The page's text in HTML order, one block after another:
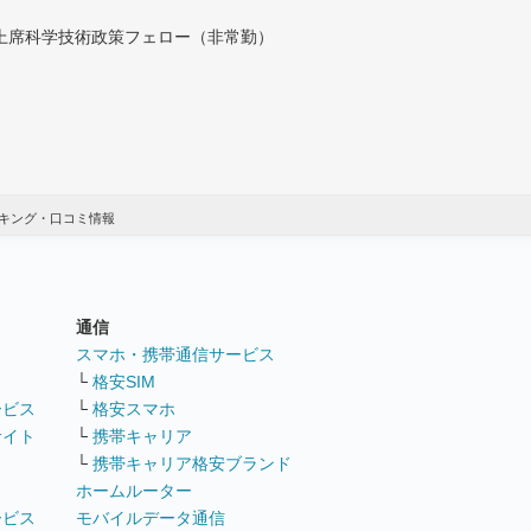
科学技術政策フェロー（非常勤）
ング・口コミ情報
ス
ト
ス
通信
スマホ・携帯通信サービス
└ 格安SIM
└ 格安スマホ
└ 携帯キャリア
└ 携帯キャリア格安ブランド
ホームルーター
モバイルデータ通信